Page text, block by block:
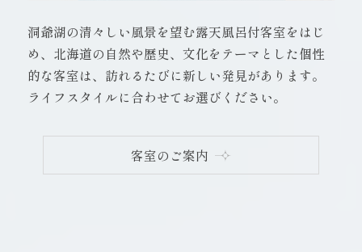
洞爺湖の清々しい風景を望む露天風呂付客室をはじ
め、北海道の自然や歴史、文化をテーマとした個性
的な客室は、訪れるたびに新しい発見があります。
ライフスタイルに合わせてお選びください。
客室のご案内